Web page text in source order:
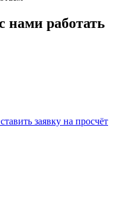
нами работать
заявку на просчёт